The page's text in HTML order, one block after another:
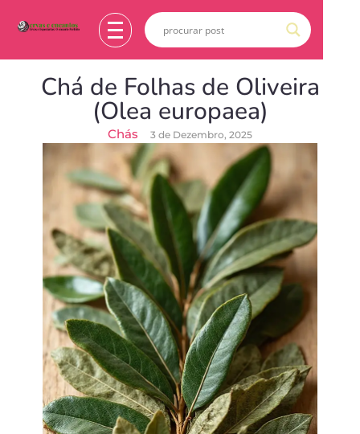
Chá de Folhas de Oliveira
(Olea europaea)
Chás 3 de Dezembro, 2025